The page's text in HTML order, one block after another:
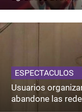
ESPECTACULOS
Usuarios
abandone las